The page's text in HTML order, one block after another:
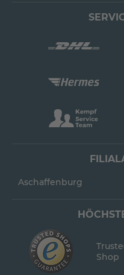
Aschaffenburg
Shop